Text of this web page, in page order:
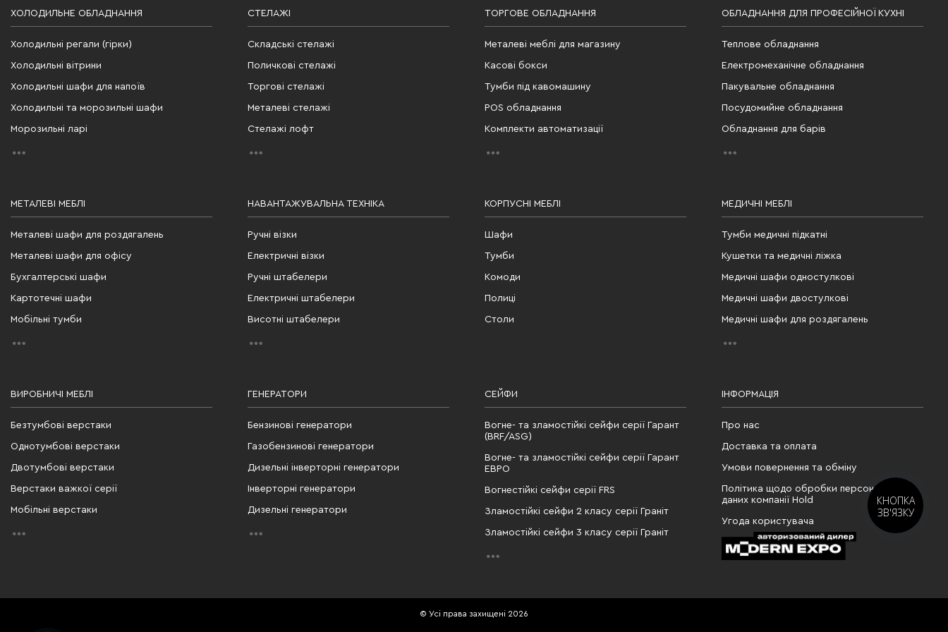
ХОЛОДИЛЬНЕ ОБЛАДНАННЯ
Холодильні регали (гірки)
Холодильні вітрини
Холодильні шафи для напоїв
Холодильні та морозильні шафи
Морозильні ларі
СТЕЛАЖІ
Складські стелажі
Поличкові стелажі
Торгові стелажі
Металеві стелажі
Стелажі лофт
ТОРГОВЕ ОБЛАДНАННЯ
Металеві меблі для магазину
Касові бокси
Тумби під кавомашину
POS обладнання
Комплекти автоматизації
ОБЛАДНАННЯ ДЛЯ ПРОФЕСІЙНОЇ КУХНІ
Теплове обладнання
Електромеханічне обладнання
Пакувальне обладнання
Посудомийне обладнання
Обладнання для барів
МЕТАЛЕВІ МЕБЛІ
Металеві шафи для роздягалень
Металеві шафи для офісу
Бухгалтерські шафи
Картотечні шафи
Мобільні тумби
НАВАНТАЖУВАЛЬНА ТЕХНІКА
Ручні візки
Електричні візки
Ручні штабелери
Електричні штабелери
Висотні штабелери
КОРПУСНІ МЕБЛІ
Шафи
Тумби
Комоди
Полиці
Столи
МЕДИЧНІ МЕБЛІ
Тумби медичні підкатні
Кушетки та медичні ліжка
Медичні шафи одностулкові
Медичні шафи двостулкові
Медичні шафи для роздягалень
ВИРОБНИЧІ МЕБЛІ
Безтумбові верстаки
Однотумбові верстаки
Двотумбові верстаки
Верстаки важкої серії
Мобільні верстаки
ГЕНЕРАТОРИ
Бензинові генератори
Газобензинові генератори
Дизельні інверторні генератори
Інверторні генератори
Дизельні генератори
СЕЙФИ
Вогне- та зламостійкі сейфи серії Гарант
(BRF/ASG)
Вогне- та зламостійкі сейфи серії Гарант
ЕВРО
Вогнестійкі сейфи серії FRS
Зламостійкі сейфи 2 класу серії Граніт
Зламостійкі сейфи 3 класу серії Граніт
ІНФОРМАЦІЯ
Про нас
Доставка та оплата
Умови повернення та обміну
Політика щодо обробки персональних
даних компанії Hold
Угода користувача
© Усі права захищені 2026
КНОПКА
ЗВ'ЯЗКУ